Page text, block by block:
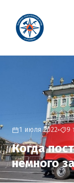
1 июля 2022 9
Когда
немного